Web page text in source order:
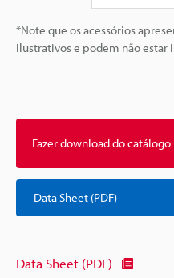
*Note que os acessórios
ilustrativos e podem não
Fazer download do catálogo
Data Sheet (PDF)
Data Sheet (PDF)